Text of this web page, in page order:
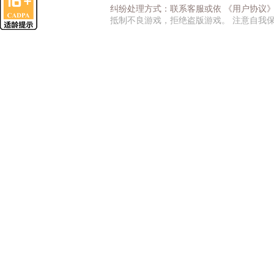
纠纷处理方式：联系客服或依
《用户协议
抵制不良游戏，拒绝盗版游戏。 注意自我